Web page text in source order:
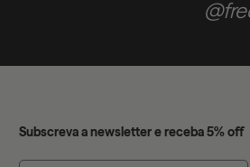
Subscreva a newsletter e receba 5% off